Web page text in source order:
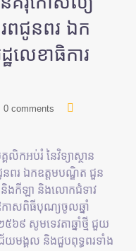
ពជូនពរ ឯក
លេខាធិការ
0 comments
កអប់រំ នៃវិទ្យាស្ថាន
ពរ ឯកឧត្តមបណ្ឌិត ជួន
និងកីឡា និងលោកជំទាវ
ឱកាសពិធីបុណ្យចូលឆ្នាំ
៦៩ សូមទេវតាឆ្នាំថ្មី ជួយ
យមង្គល និងជួបពុទ្ធពរទាំង